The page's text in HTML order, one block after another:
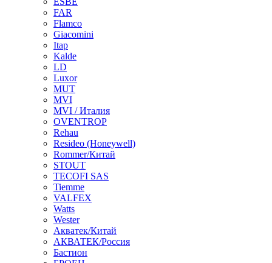
FAR
Flamco
Giacomini
Itap
Kalde
LD
Luxor
MUT
MVI
MVI / Италия
OVENTROP
Rehau
Resideo (Honeywell)
Rommer/Китай
STOUT
TECOFI SAS
Tiemme
VALFEX
Watts
Wester
Акватек/Китай
АКВАТЕК/Россия
Бастион